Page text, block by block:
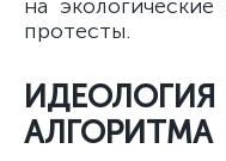
на
протесты.
АЛГОРИТМА